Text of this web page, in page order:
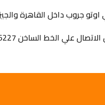
علي الخط الساخن 16227.